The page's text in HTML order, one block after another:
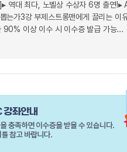
대 최다, 노벨상 수상자 6명 출연!▸
가3강 부제스트롱맨에게 끌리는
90% 이상 이수 시 이수증 발급 가능...